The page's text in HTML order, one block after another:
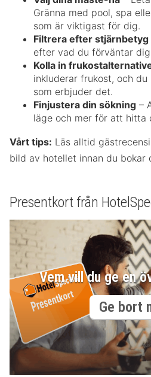
Gränna med pool, spa
som är viktigast för dig.
Filtrera efter stjärnbetyg
efter vad du förväntar
Kolla in
inkluderar frukost, och
som erbjuder det.
Finjustera din sökning –
läge och mer för att hitta
Vårt tips: Läs alltid
bild av hotellet innan du bokar
Presentkort från
Vem vill du ge en
Ge bort